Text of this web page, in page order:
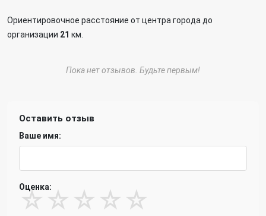
Ориентировочное расстояние от центра города до
организации 21 км.
Пока нет отзывов. Будьте первым!
Оставить отзыв
Ваше имя:
Оценка:
☆ ☆ ☆ ☆ ☆